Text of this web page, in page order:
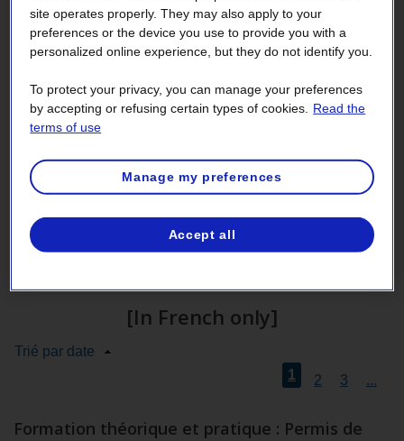
2022 - 1st quarter
2021 - 2nd quarteractive
2021 - 1st quarter
[In French only]
Trié par date
1
2 3 ...
Formation théorique et pratique : Permis de
site operates properly. They may also apply to your
preferences or the device you use to provide you with a
personalized online experience, but they do not identify you.
To protect your privacy, you can manage your preferences
by accepting or refusing certain types of cookies.
Read the
terms of use
Manage my preferences
Accept all